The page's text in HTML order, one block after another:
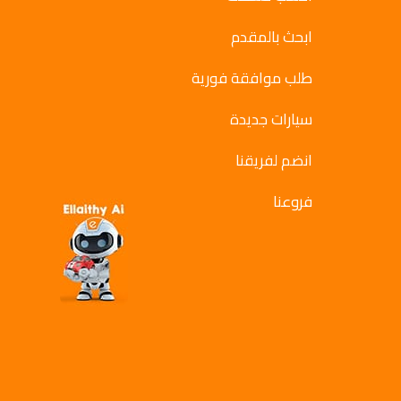
ابحث بالمقدم
طلب موافقة فورية
سيارات جديدة
انضم لفريقنا
فروعنا